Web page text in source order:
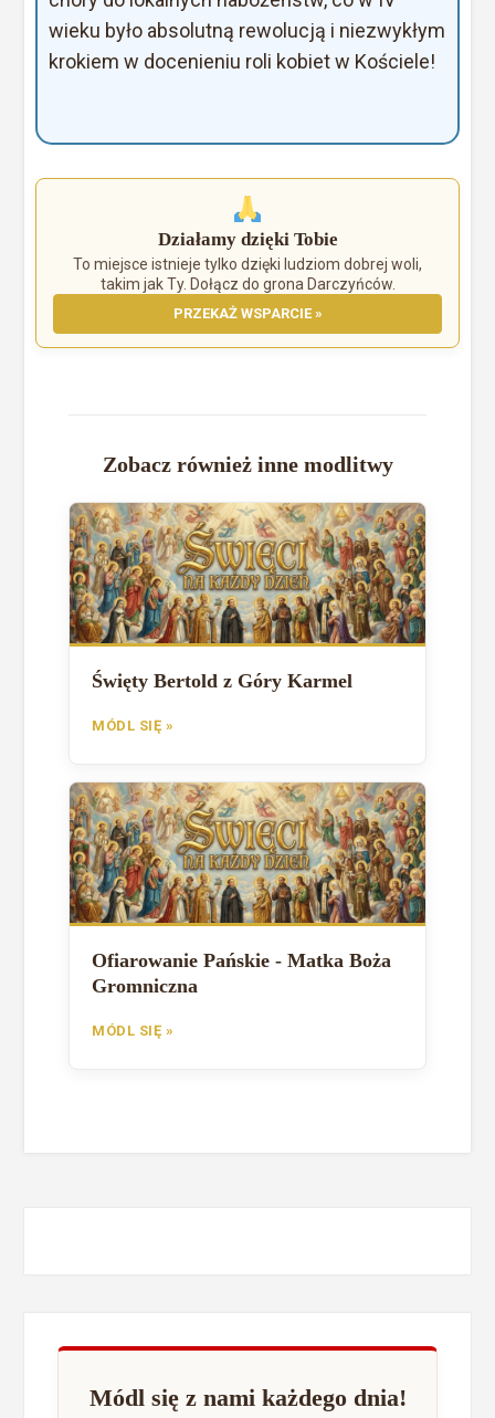
wieku było absolutną rewolucją i niezwykłym
krokiem w docenieniu roli kobiet w Kościele!
Działamy dzięki Tobie
To miejsce istnieje tylko dzięki ludziom dobrej woli,
takim jak Ty. Dołącz do grona Darczyńców.
PRZEKAŻ WSPARCIE »
Zobacz również inne modlitwy
Święty Bertold z Góry Karmel
MÓDL SIĘ »
Ofiarowanie Pańskie - Matka Boża
Gromniczna
MÓDL SIĘ »
Módl się z nami każdego dnia!